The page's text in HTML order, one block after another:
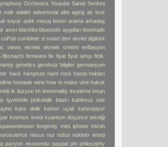
Orchestra Youtube Sanal Senfoni
indir adalet advertorial afet aging air lock
koyar anlık mesaj listesi arama arkadaş
anısı blacklist bluetooth aygıtları boomads
coPub combiner d-smart deri devlet digitürk
views ekmek ekmek üretimi enflasyon
fibonachi firmware fix fiyat fiyat artışı fizik.
genetics gereksiz bilgiler germanyum
hack hangouts hard rock hasta hakları
homade wine how to make vine hukuk
ik iluzyon im immortality inceleme insan
işyerinde psikolojik baskı kablosuz ses
kara delik karton uçak
kartonpiyer
kozmos kredi kuantum düşünce tekniği
longevity mini iphone mizah
nexus nur nüfus nükleer enerji
pavyon ekonomisi paypal phi philosophy